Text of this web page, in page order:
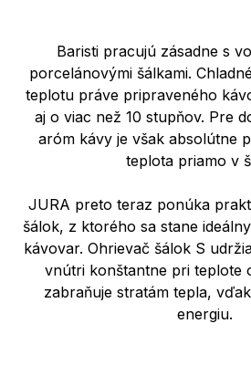
Baristi pracujú zásadne s
porcelánovými šálkami.
teplotu práve pripraveného
aj o viac než 10 stupňov. Pre
aróm kávy je však absolútne
teplota priamo v
JURA preto teraz ponúka
šálok, z ktorého sa stane
kávovar. Ohrievač šálok S
vnútri konštantne pri teplote
zabraňuje stratám tepla,
energiu.